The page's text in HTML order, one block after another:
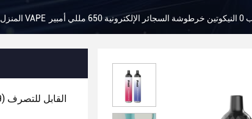
المنزل
جهاز VAPE القابل للتصرف (49)